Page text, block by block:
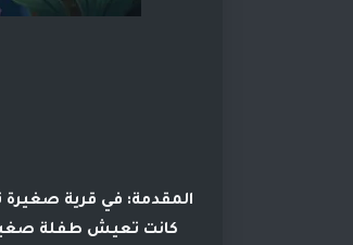
المقدمة: في قرية صغيرة
كانت تعيش طفلة